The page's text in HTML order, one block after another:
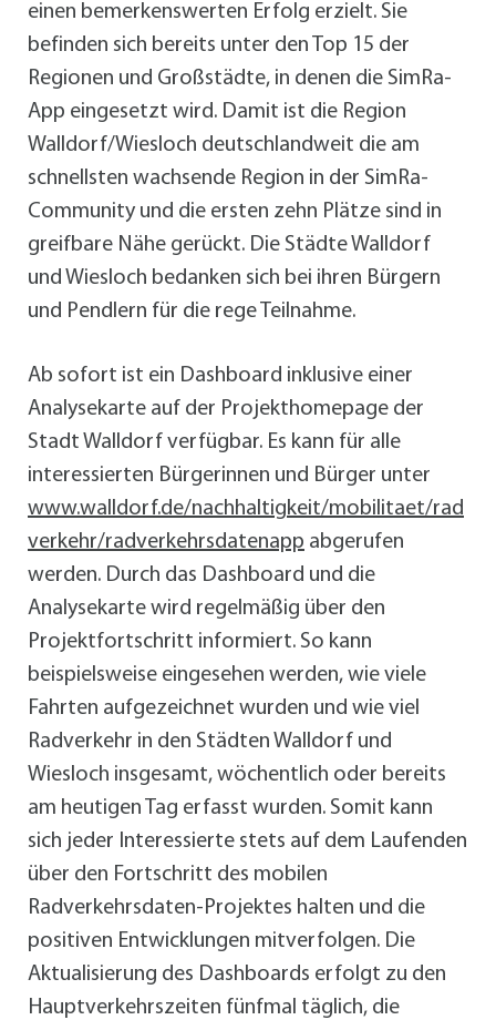
einen bemerkenswerten Erfolg erzielt. Sie
befinden sich bereits unter den Top 15 der
Regionen und Großstädte, in denen die SimRa-
App eingesetzt wird. Damit ist die Region
Walldorf/Wiesloch deutschlandweit die am
schnellsten wachsende Region in der SimRa-
Community und die ersten zehn Plätze sind in
greifbare Nähe gerückt. Die Städte Walldorf
und Wiesloch bedanken sich bei ihren Bürgern
und Pendlern für die rege Teilnahme.
Ab sofort ist ein Dashboard inklusive einer
Analysekarte auf der Projekthomepage der
Stadt Walldorf verfügbar. Es kann für alle
interessierten Bürgerinnen und Bürger unter
www.walldorf.de/nachhaltigkeit/mobilitaet/rad
verkehr/radverkehrsdatenapp abgerufen
werden. Durch das Dashboard und die
Analysekarte wird regelmäßig über den
Projektfortschritt informiert. So kann
beispielsweise eingesehen werden, wie viele
Fahrten aufgezeichnet wurden und wie viel
Radverkehr in den Städten Walldorf und
Wiesloch insgesamt, wöchentlich oder bereits
am heutigen Tag erfasst wurden. Somit kann
sich jeder Interessierte stets auf dem Laufenden
über den Fortschritt des mobilen
Radverkehrsdaten-Projektes halten und die
positiven Entwicklungen mitverfolgen. Die
Aktualisierung des Dashboards erfolgt zu den
Hauptverkehrszeiten fünfmal täglich, die